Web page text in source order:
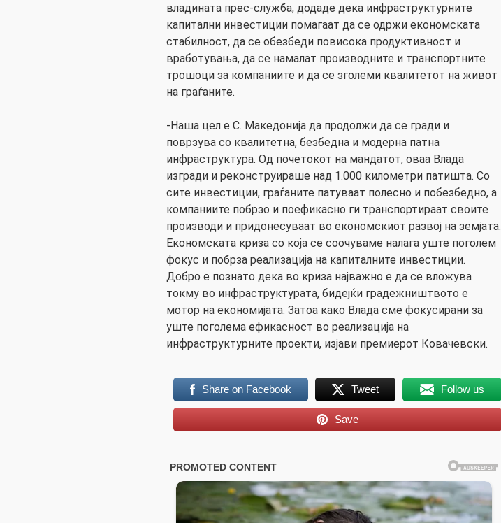
владината прес-служба, додаде дека инфраструктурните
капитални инвестиции помагаат да се одржи економската
стабилност, да се обезбеди повисока продуктивност и
вработувања, да се намалат производните и транспортните
трошоци за компаниите и да се зголеми квалитетот на живот
на граѓаните.
-Наша цел е С. Македонија да продолжи да се гради и
поврзува со квалитетна, безбедна и модерна патна
инфраструктура. Од почетокот на мандатот, оваа Влада
изгради и реконструираше над 1.000 километри патишта. Со
сите инвестиции, граѓаните патуваат полесно и побезбедно, а
компаниите побрзо и поефикасно ги транспортираат своите
производи и придонесуваат во економскиот развој на земјата.
Економската криза со која се соочуваме налага уште поголем
фокус и побрза реализација на капиталните инвестиции.
Добро е познато дека во криза најважно е да се вложува
токму во инфраструктурата, бидејќи градежништвото е
мотор на економијата. Затоа како Влада сме фокусирани за
уште поголема ефикасност во реализација на
инфраструктурните проекти, изјави премиерот Ковачевски.
Share on Facebook Tweet Follow us
Save